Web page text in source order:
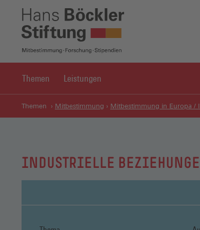
Themen Leistungen
Themen Mitbestimmung Mitbestimmung in Europa /
INDUSTRIELLE